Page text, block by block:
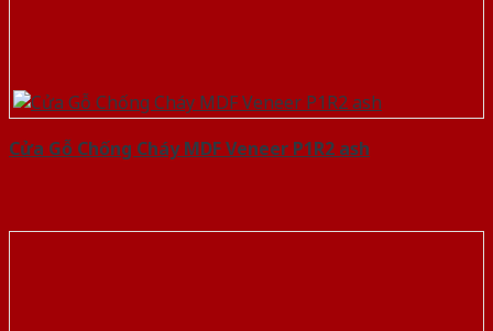
Cửa Gỗ Chống Cháy MDF Veneer P1R2 ash